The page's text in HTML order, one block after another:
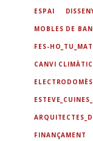
ESPAI
MOBLES DE
FES-
CANVI CLIMÀTIC
FINANÇAMENT